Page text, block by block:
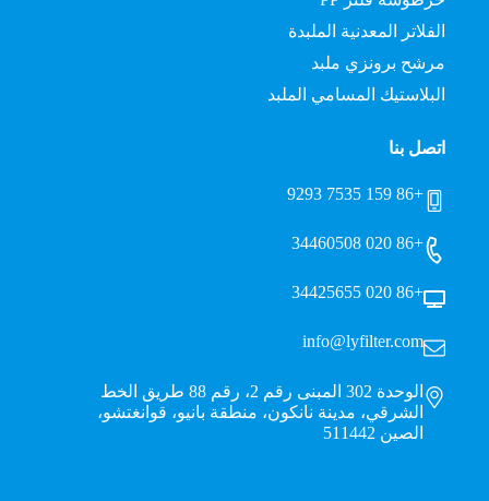
الفلاتر المعدنية الملبدة
مرشح برونزي ملبد
البلاستيك المسامي الملبد
اتصل بنا
+86 159 7535 9293
+86 020 34460508
+86 020 34425655
info@lyfilter.com
الوحدة 302 المبنى رقم 2، رقم 88 طريق الخط
الشرقي، مدينة نانكون، منطقة بانيو، قوانغتشو،
الصين 511442